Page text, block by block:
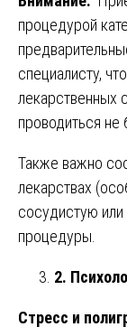
процедурой
специалисту,
лекарственных
проводиться не
Также важно
лекарствах
сосудистую
процедуры.
2.
Стресс и